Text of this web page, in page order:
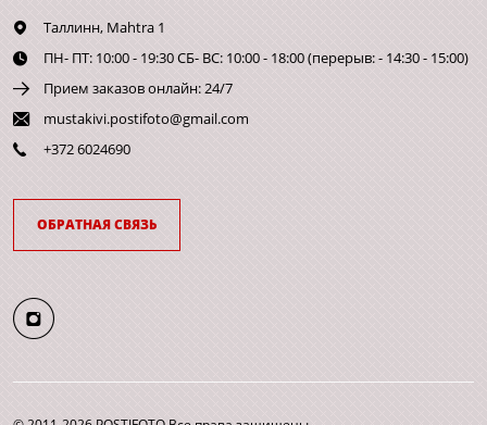
Таллинн, Mahtra 1
ПН- ПТ: 10:00 - 19:30 СБ- ВС: 10:00 - 18:00 (перерыв: - 14:30 - 15:00)
Прием заказов онлайн: 24/7
mustakivi.postifoto@gmail.com
+372 6024690
ОБРАТНАЯ СВЯЗЬ